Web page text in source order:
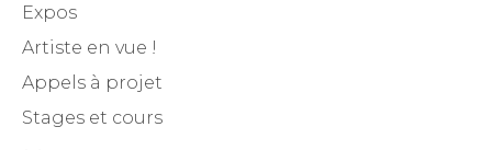
Expos
Artiste en vue !
Appels à projet
Stages et cours